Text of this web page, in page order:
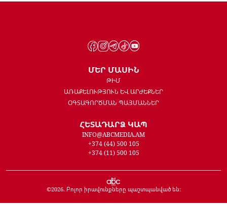
ՄԵՐ ՄԱՍԻՆ
ԹԻՄ
ԱՌԱՔԵԼՈՒԹՅՈՒՆ ԵՎ ԱՐԺԵՔՆԵՐ
ՕԳՏԱԳՈՐԾՄԱՆ ՊԱՅՄԱՆՆԵՐ
ՀԵՏԱԴԱՐՁ ԿԱՊ
INFO@ABCMEDIA.AM
+374 (44) 500 105
+374 (11) 500 105
©2026. Բոլոր իրավունքները պաշտպանված են: